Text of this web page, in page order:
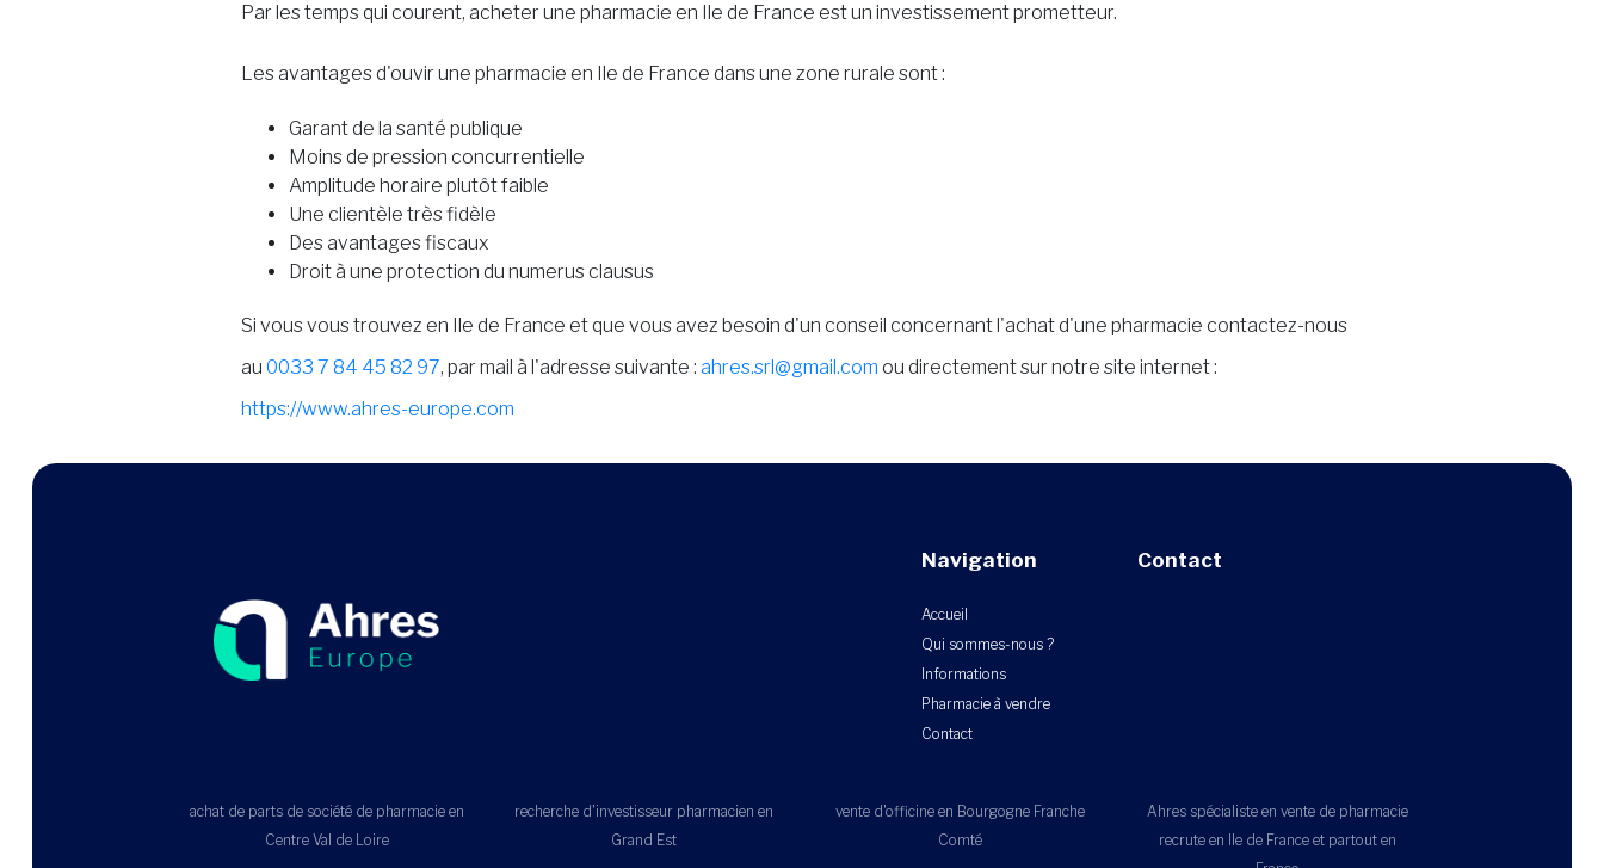
Par les temps qui courent, acheter une pharmacie en Ile de France est un investissement prometteur.
Les avantages d'ouvir une pharmacie en Ile de France dans une zone rurale sont :
Garant de la santé publique
Moins de pression concurrentielle
Amplitude horaire plutôt faible
Une clientèle très fidèle
Des avantages fiscaux
Droit à une protection du numerus clausus
Si vous vous trouvez en Ile de France et que vous avez besoin d'un conseil concernant l'achat d'une pharmacie contactez-nous
au 0033 7 84 45 82 97, par mail à l'adresse suivante : ahres.srl@gmail.com ou directement sur notre site internet :
https://www.ahres-europe.com
Navigation
Accueil
Qui sommes-nous ?
Informations
Pharmacie à vendre
Contact
Contact
achat de parts de société de pharmacie en
Centre Val de Loire
recherche d'investisseur pharmacien en
Grand Est
vente d'officine en Bourgogne Franche
Comté
Ahres spécialiste en vente de pharmacie
recrute en Ile de France et partout en